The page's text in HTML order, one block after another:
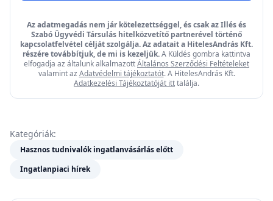
Az adatmegadás nem jár kötelezettséggel, és csak az Illés és
Szabó Ügyvédi Társulás hitelközvetítő partnerével történő
kapcsolatfelvétel célját szolgálja. Az adatait a HitelesAndrás Kft.
részére továbbítjuk, de mi is kezeljük.A Küldés gombra kattintva
elfogadja az általunk alkalmazottÁltalános Szerződési Feltételeket
valamint az Adatvédelmi tájékoztatót. A HitelesAndrás Kft.
Adatkezelési Tájékoztatóját itttalálja.
Kategóriák:
Hasznos tudnivalók ingatlanvásárlás előtt
Ingatlanpiaci hírek